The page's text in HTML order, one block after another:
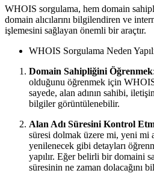
WHOIS sorgulama, hem domain
domain alıcılarını bilgilendiren ve
işlemesini sağlayan önemli bir araçtır.
WHOIS Sorgulama Neden
Domain Sahipliğini Öğrenmek
olduğunu öğrenmek için WHOIS
sayede, alan adının sahibi,
bilgiler görüntülenebilir.
Alan Adı Süresini Kontrol
süresi dolmak üzere mi, yeni mi
yenilenecek gibi detayları
yapılır. Eğer belirli bir domaini
süresinin ne zaman dolacağını